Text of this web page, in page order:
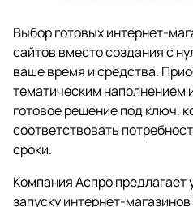
Выбор готовых интернет-
сайтов вместо создания с
ваше время и средства.
тематическим наполнением
готовое решение под ключ,
соответствовать
сроки.
Компания Аспро предлагает
запуску интернет-